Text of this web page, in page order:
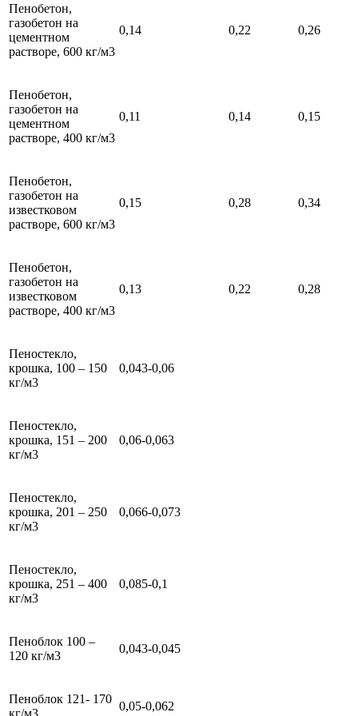
Пенобетон,
газобетон на
цементном
растворе, 600 кг/м3
0,14 0,22 0,26
Пенобетон,
газобетон на
цементном
растворе, 400 кг/м3
0,11 0,14 0,15
Пенобетон,
газобетон на
известковом
растворе, 600 кг/м3
0,15 0,28 0,34
Пенобетон,
газобетон на
известковом
растворе, 400 кг/м3
0,13 0,22 0,28
Пеностекло,
крошка, 100 – 150
кг/м3
0,043-0,06
Пеностекло,
крошка, 151 – 200
кг/м3
0,06-0,063
Пеностекло,
крошка, 201 – 250
кг/м3
0,066-0,073
Пеностекло,
крошка, 251 – 400
кг/м3
0,085-0,1
Пеноблок 100 –
120 кг/м3
0,043-0,045
Пеноблок 121- 170
кг/м3
0,05-0,062